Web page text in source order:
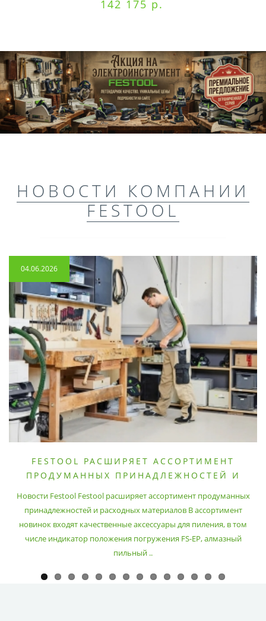
142 175 р.
НОВОСТИ КОМПАНИИ
FESTOOL
04.06.2026
FESTOOL РАСШИРЯЕТ АССОРТИМЕНТ
ПРОДУМАННЫХ ПРИНАДЛЕЖНОСТЕЙ И
Новости Festool Festool расширяет ассортимент продуманных
принадлежностей и расходных материалов В ассортимент
новинок входят качественные аксессуары для пиления, в том
числе индикатор положения погружения FS-EP, алмазный
пильный ..